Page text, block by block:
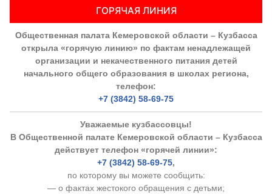
ГОРЯЧАЯ ЛИНИЯ
Общественная палата Кемеровской области – Кузбасса
открыла «горячую линию» по фактам ненадлежащей
организации и некачественного питания детей
начального общего образования в школах региона,
телефон:
+7 (3842) 58-69-75
Уважаемые кузбассовцы!
В Общественной палате Кемеровской области – Кузбасса
действует телефон «горячей линии»:
+7 (3842) 58-69-75,
по которому вы можете сообщить:
— о фактах жестокого обращения с детьми;